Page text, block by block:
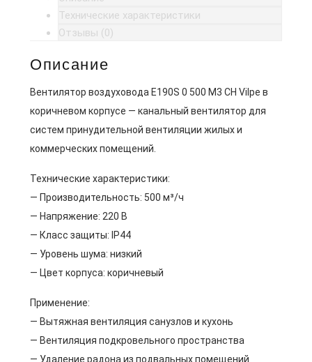
Технические характеристики
Отзывы (0)
Описание
Вентилятор воздуховода E190S 0 500 M3 CH Vilpe в
коричневом корпусе — канальный вентилятор для
систем принудительной вентиляции жилых и
коммерческих помещений.
Технические характеристики:
— Производительность: 500 м³/ч
— Напряжение: 220 В
— Класс защиты: IP44
— Уровень шума: низкий
— Цвет корпуса: коричневый
Применение:
— Вытяжная вентиляция санузлов и кухонь
— Вентиляция подкровельного пространства
— Удаление радона из подвальных помещений